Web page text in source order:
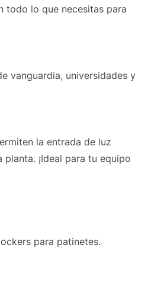
todo lo que necesitas para
vanguardia, universidades y
la entrada de luz
¡Ideal para tu equipo
para patinetes.